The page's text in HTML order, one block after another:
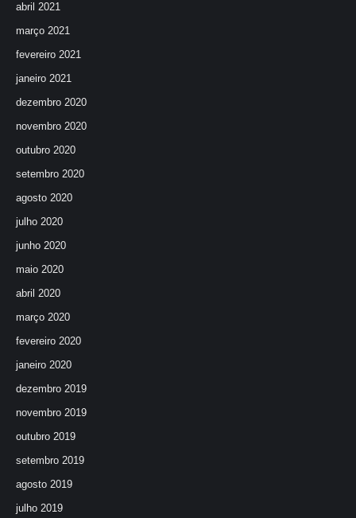
abril 2021
março 2021
fevereiro 2021
janeiro 2021
dezembro 2020
novembro 2020
outubro 2020
setembro 2020
agosto 2020
julho 2020
junho 2020
maio 2020
abril 2020
março 2020
fevereiro 2020
janeiro 2020
dezembro 2019
novembro 2019
outubro 2019
setembro 2019
agosto 2019
julho 2019